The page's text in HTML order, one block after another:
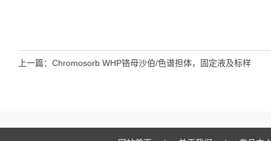
上一篇： Chromosorb WHP铬母沙伯/色谱担体，固定液及标样